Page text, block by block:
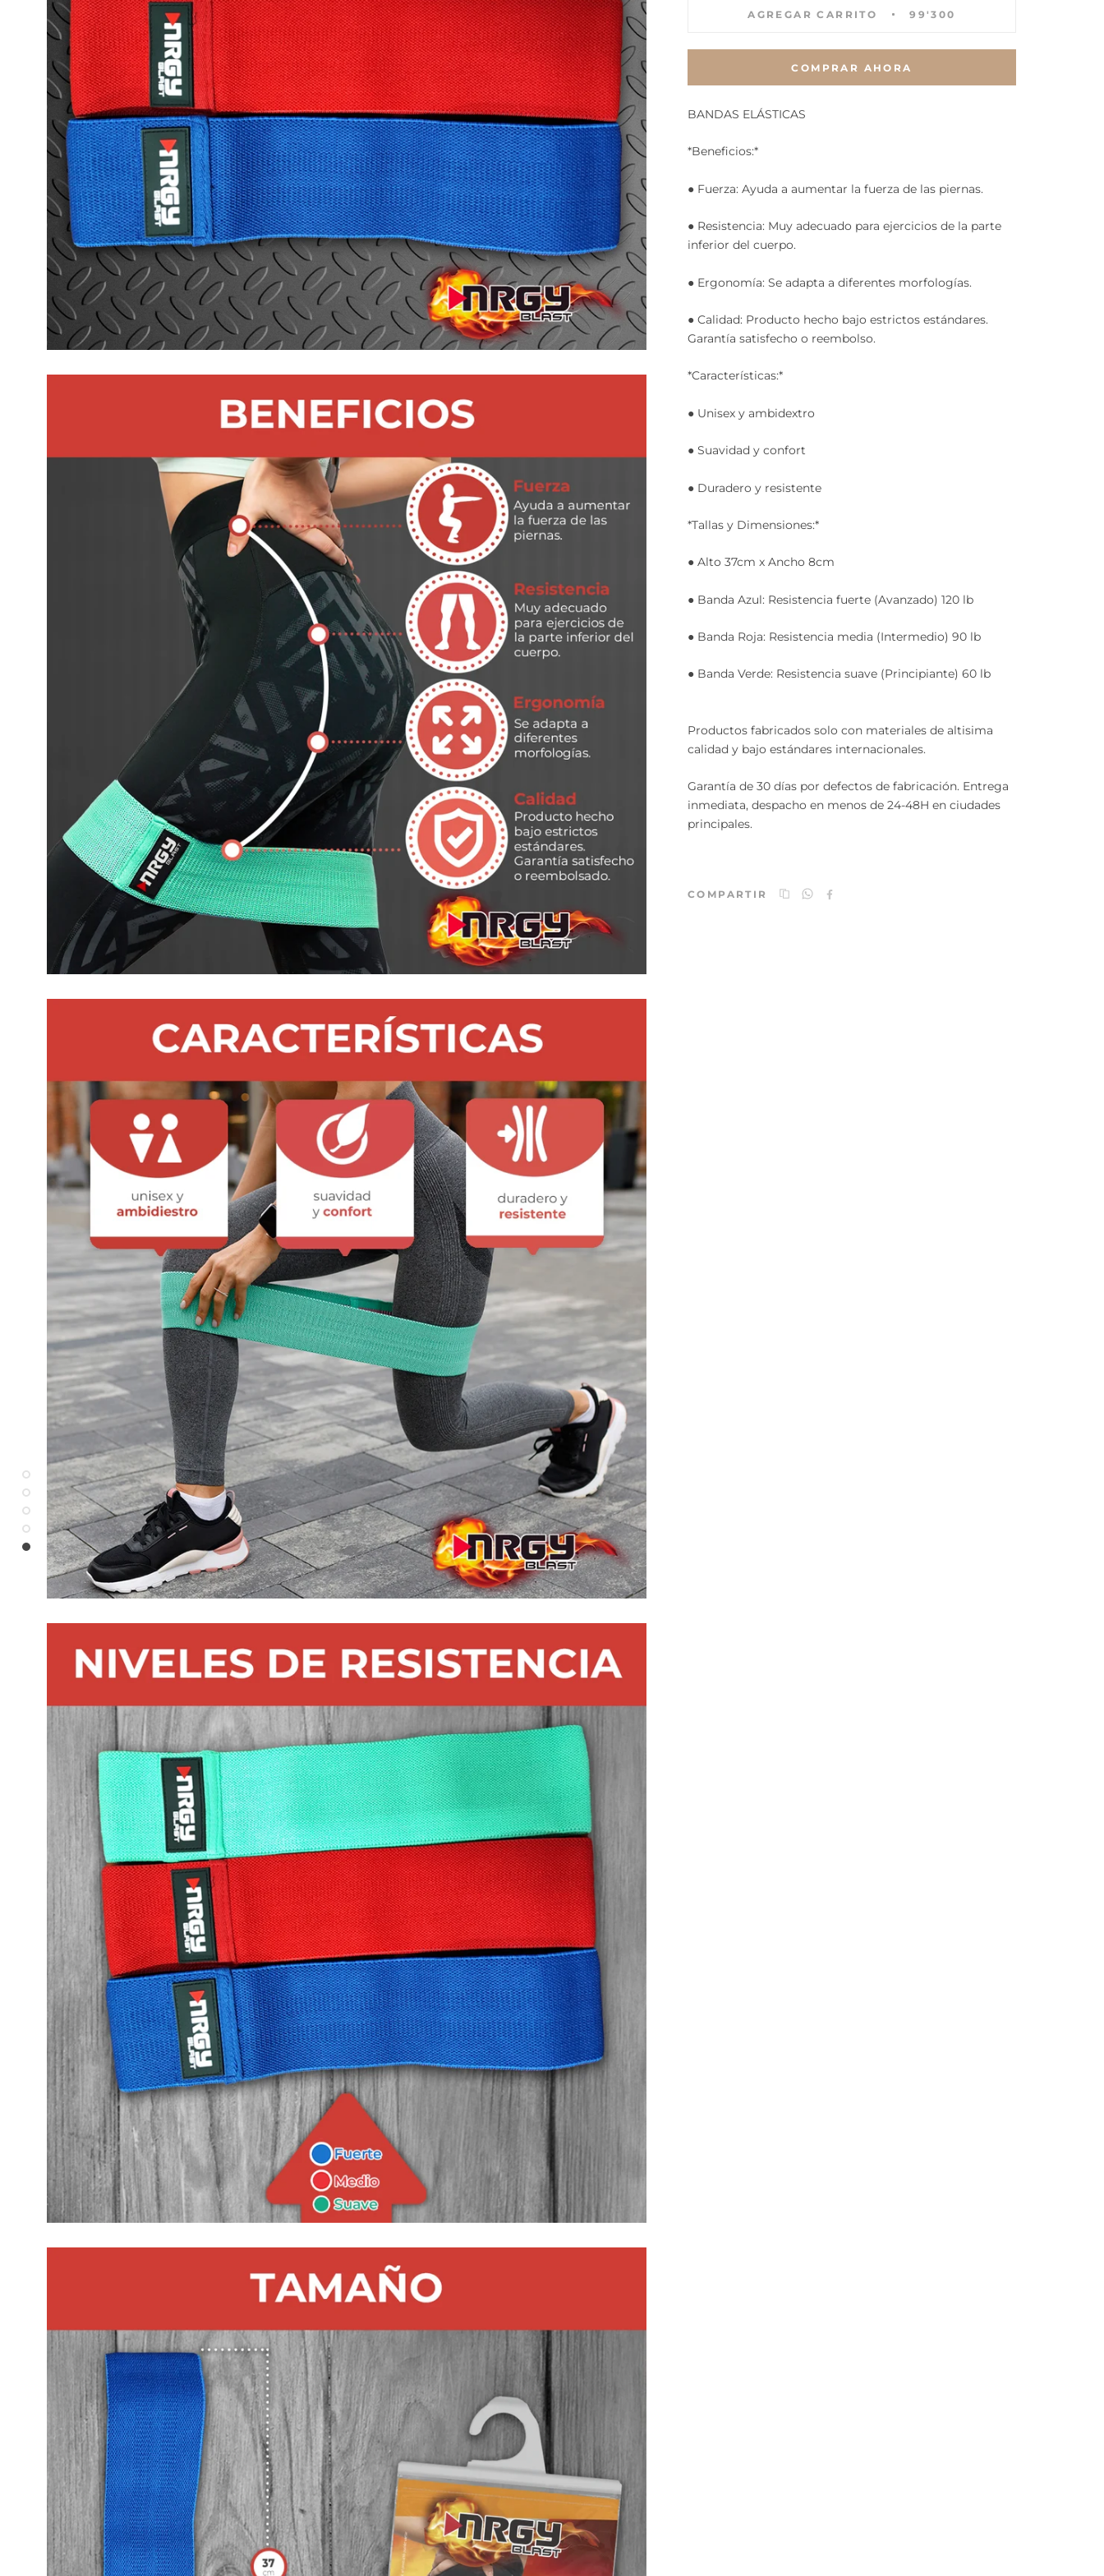
AGREGAR CARRITO 99'300
COMPRAR AHORA
BANDAS ELÁSTICAS
*Beneficios:*
● Fuerza: Ayuda a aumentar la fuerza de las piernas.
● Resistencia: Muy adecuado para ejercicios de la parte
inferior del cuerpo.
● Ergonomía: Se adapta a diferentes morfologías.
● Calidad: Producto hecho bajo estrictos estándares.
Garantía satisfecho o reembolso.
*Características:*
● Unisex y ambidextro
● Suavidad y confort
● Duradero y resistente
*Tallas y Dimensiones:*
● Alto 37cm x Ancho 8cm
● Banda Azul: Resistencia fuerte (Avanzado) 120 lb
● Banda Roja: Resistencia media (Intermedio) 90 lb
● Banda Verde: Resistencia suave (Principiante) 60 lb
Productos fabricados solo con materiales de altisima
calidad y bajo estándares internacionales.
Garantía de 30 días por defectos de fabricación. Entrega
inmediata, despacho en menos de 24-48H en ciudades
principales.
COMPARTIR